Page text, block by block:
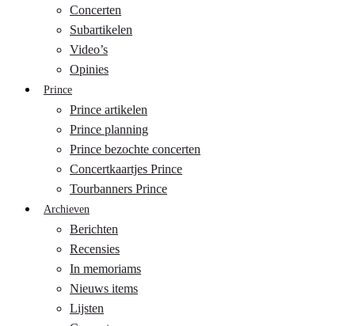
Concerten
Subartikelen
Video’s
Opinies
Prince
Prince artikelen
Prince planning
Prince bezochte concerten
Concertkaartjes Prince
Tourbanners Prince
Archieven
Berichten
Recensies
In memoriams
Nieuws items
Lijsten